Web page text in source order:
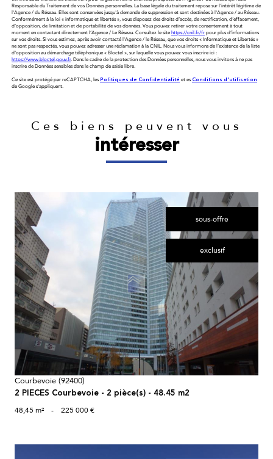
Responsable du Traitement de vos Données personnelles. La base légale du traitement repose sur l'intérêt légitime de
l'Agence / du Réseau. Elles sont conservées jusqu'à demande de suppression et sont destinées à l'Agence / au Réseau.
Conformément à la loi « informatique et libertés », vous disposez des droits d’accès, de rectification, d’effacement,
d’opposition, de limitation et de portabilité de vos données. Vous pouvez retirer votre consentement à tout
moment en contactant directement l’Agence / Le Réseau. Consultez le sitehttps://cnil.fr/frpour plus d’informations
sur vos droits. Si vous estimez, après avoir contacté l'Agence / le Réseau, que vos droits « Informatique et Libertés »
ne sont pas respectés, vous pouvez adresser une réclamation à la CNIL. Nous vous informons de l’existence de la liste
d'opposition au démarchage téléphonique « Bloctel », sur laquelle vous pouvez vous inscrire ici :
https://www.bloctel.gouv.fr. Dans le cadre de la protection des Données personnelles, nous vous invitons à ne pas
inscrire de Données sensibles dans le champ de saisie libre.
Ce site est protégé par reCAPTCHA, les Politiques de Confidentialité et es Conditions d'utilisation
de Google s'appliquent.
Ces biens peuvent vous
intéresser
sous-offre
exclusif
voir le bien
Courbevoie (92400)
2 PIECES Courbevoie - 2 pièce(s) - 48.45 m2
48,45 m²
- 225 000 €